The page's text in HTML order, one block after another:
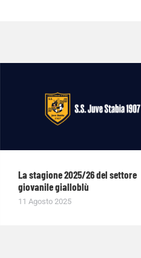
La stagione 2025/26 del settore
giovanile gialloblù
11 Agosto 2025